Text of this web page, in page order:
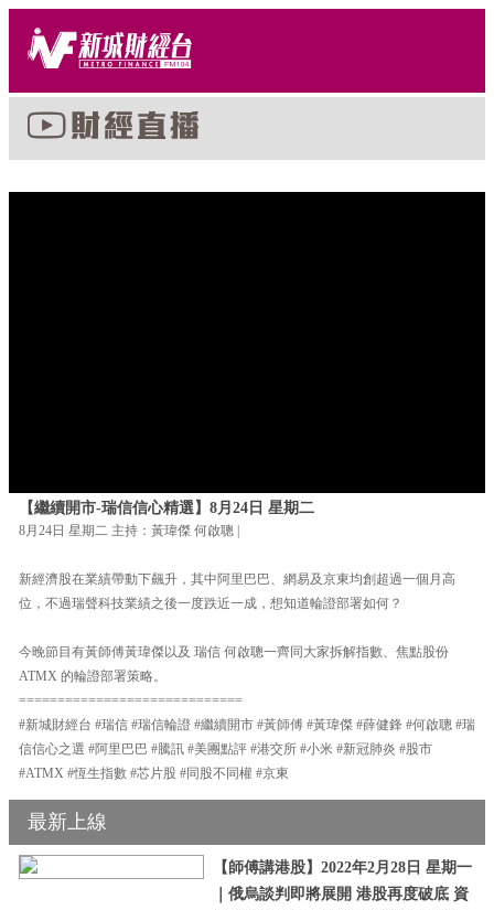
【繼續開市-瑞信信心精選】8月24日 星期二
8月24日 星期二 主持：黃瑋傑 何啟聰 |
新經濟股在業績帶動下飆升，其中阿里巴巴、網易及京東均創超過一個月高
位，不過瑞聲科技業績之後一度跌近一成，想知道輪證部署如何？
今晚節目有黃師傅黃瑋傑以及 瑞信 何啟聰一齊同大家拆解指數、焦點股份
ATMX 的輪證部署策略。
=============================
#新城財經台 #瑞信 #瑞信輪證 #繼續開市 #黃師傅 #黃瑋傑 #薛健鋒 #何啟聰 #瑞
信信心之選 #阿里巴巴 #騰訊 #美團點評 #港交所 #小米 #新冠肺炎 #股市
#ATMX #恆生指數 #芯片股 #同股不同權 #京東
最新上線
【師傅講港股】2022年2月28日 星期一
｜俄烏談判即將展開 港股再度破底 資